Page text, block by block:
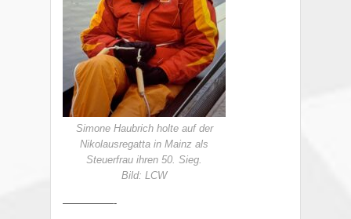
Simone Haubrich holte auf der
Nikolausregatta in Mainz als
Steuerfrau ihren 50. Sieg.
Bild: LCW
—————-